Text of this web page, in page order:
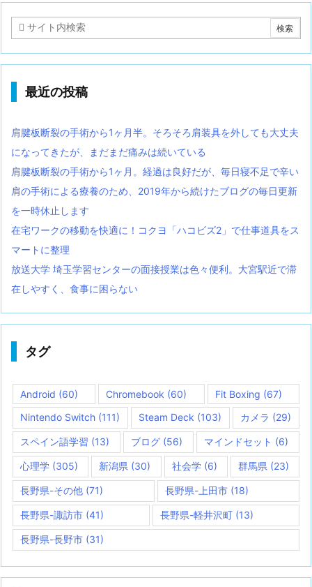
最近の投稿
肩腱板断裂の手術から1ヶ月半。そろそろ肩装具を外しても大丈夫
になってきたが、まだまだ痛みは続いている
肩腱板断裂の手術から1ヶ月。経過は良好だが、毎日寝不足で辛い
肩の手術による療養のため、2019年から続けたブログの毎日更新
を一時休止します
在宅ワークの移動を快適に！コクヨ「ハコビズ2」で仕事道具をス
マートに整理
放送大学 埼玉学習センターの面接授業は色々便利。大宮駅近で滞
在しやすく、食事に困らない
タグ
Android (60) Chromebook (60) Fit Boxing (67)
Nintendo Switch (111) Steam Deck (103) カメラ (29)
スペイン語学習 (13) ブログ (56) マインドセット (6)
心理学 (305) 新潟県 (30) 社会学(6) 群馬県 (23)
長野県-その他 (71) 長野県-上田市(18)
長野県-諏訪市 (41) 長野県-軽井沢町 (13)
長野県-長野市 (31)